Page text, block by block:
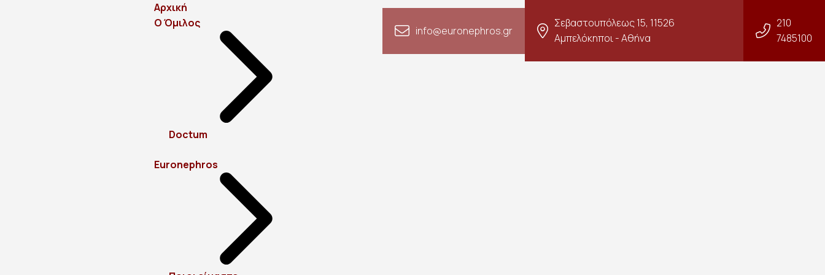
Αρχική
Ο Όμιλος
Doctum
Euronephros
info@euronephros.gr
Σεβαστουπόλεως 15, 11526
Αμπελόκηποι - Αθήνα
210
7485100